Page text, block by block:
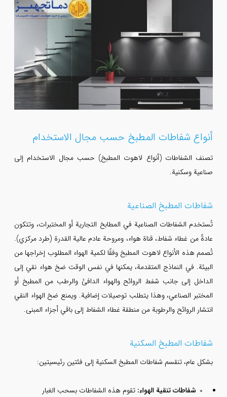
أنواع شفاطات المطبخ حسب مجال الاستخدام
تصنف الشفاطات (أنواع لاهوت المطبخ) حسب مجال الاستخدام إلى
صناعية وسكنية.
شفاطات المطبخ الصناعية
تُستخدم الشفاطات الصناعية في المطابخ التجارية أو المختبرات، وتتكون
عادةً من غطاء شفاط، قناة هواء، ومروحة عادم عالية القدرة (طرد مركزي).
تُصمم هذه الأنواع لاهوت المطبخ وفقًا لكمية الهواء المطلوب إخراجها من
البيئة. في النماذج المتقدمة، يمكنها في نفس الوقت ضخ هواء نقي إلى
الداخل إلى جانب شفط الروائح والهواء الدافئ والرطب من المطبخ أو
المختبر الصناعي، وهذا يتطلب توصيلات إضافية. ويمنع ضخ الهواء النقي
انتشار الروائح والرطوبة من منطقة غطاء الشفاط إلى باقي أجزاء المبنى.
شفاطات المطبخ السكنية
بشكل عام، تنقسم شفاطات المطبخ السكنية إلى فئتين رئيسيتين:
شفاطات تنقية الهواء: تقوم هذه الشفاطات بسحب الغبار